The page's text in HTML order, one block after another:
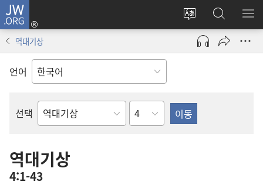
JW.ORG
사이트
언어
변경
로그인
(새로운
열기)
JW.ORG
검색
메
역대기상
언어
선택
성경의
장
역대기상
4:1-43